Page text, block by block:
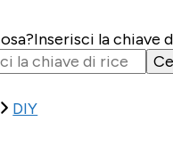
Inserisci la chiave
DIY